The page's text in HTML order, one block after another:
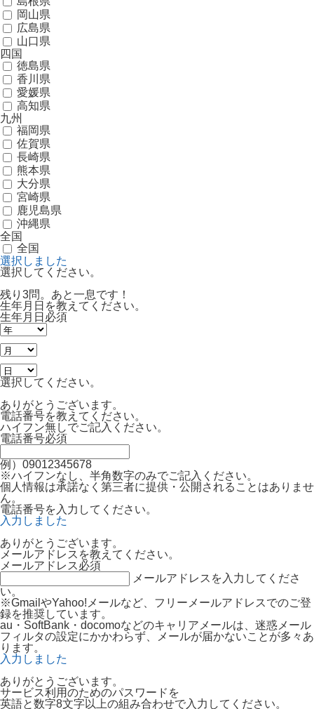
岡山県
広島県
山口県
四国
徳島県
香川県
愛媛県
高知県
九州
福岡県
佐賀県
長崎県
熊本県
大分県
宮崎県
鹿児島県
沖縄県
全国
全国
選択しました
選択してください。
残り3問。あと一息です！
生年月日を教えてください。
生年月日 必須
選択してください。
ありがとうございます。
電話番号を教えてください。
ハイフン無しでご記入ください。
電話番号必須
例）09012345678
※ハイフンなし、半角数字のみでご記入ください。
個人情報は承諾なく第三者に提供・公開されることはありませ
ん。
電話番号を入力してください。
入力しました
ありがとうございます。
メールアドレスを教えてください。
メールアドレス必須
メールアドレスを入力してくださ
い。
※GmailやYahoo!メールなど、フリーメールアドレスでのご登
録を推奨しています。
au・SoftBank・docomoなどのキャリアメールは、迷惑メール
フィルタの設定にかかわらず、メールが届かないことが多々あ
ります。
入力しました
ありがとうございます。
サービス利用のためのパスワードを
英語と数字8文字以上の組み合わせで入力してください。